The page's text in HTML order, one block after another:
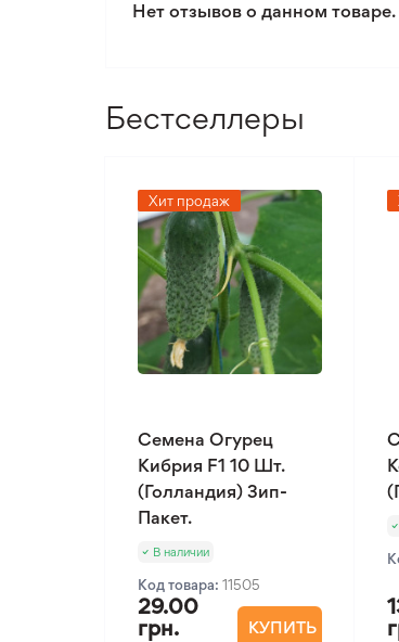
Нет отзывов о данном
Бестселлеры
Хит продаж
Семена Огурец
Кибрия F1 10 Шт.
(Голландия) Зип-
Пакет.
В наличии
Код товара: 11505
29.00
грн.
КУПИТЬ